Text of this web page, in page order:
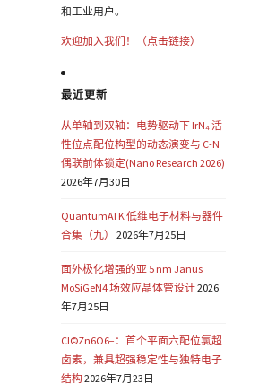
和工业用户。
欢迎加入我们！（点击链接）
最近更新
从单轴到双轴：电势驱动下 IrN₄ 活
性位点配位构型的动态演变与 C-N
偶联前体锁定(Nano Research 2026)
2026年7月30日
QuantumATK 低维电子材料与器件
合集（九）
2026年7月25日
面外极化增强的亚 5 nm Janus
MoSiGeN4 场效应晶体管设计2026
年7月25日
Cl©Zn6O6−：首个平面六配位氯超
卤素，兼具超强稳定性与独特电子
结构2026年7月23日